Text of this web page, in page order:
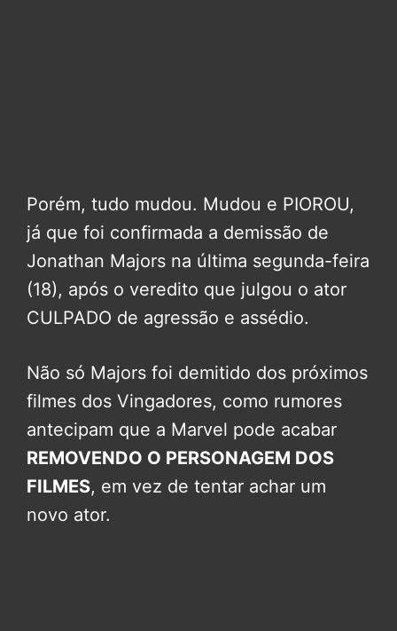
Porém, tudo mudou. Mudou e PIOROU,
já que foi confirmada a demissão de
Jonathan Majors na última segunda-feira
(18), após o veredito que julgou o ator
CULPADO de agressão e assédio.
Não só Majors foi demitido dos próximos
filmes dos Vingadores, como rumores
antecipam que a Marvel pode acabar
REMOVENDO O PERSONAGEM DOS
FILMES, em vez de tentar achar um
novo ator.